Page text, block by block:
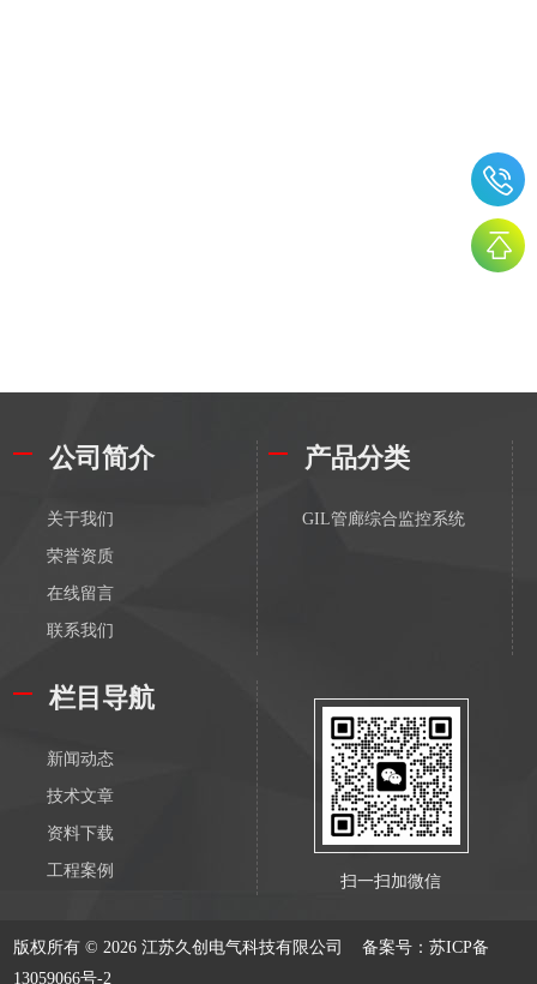
公司简介
关于我们
荣誉资质
在线留言
联系我们
产品分类
GIL管廊综合监控系统
栏目导航
新闻动态
技术文章
资料下载
工程案例
扫一扫加微信
版权所有 © 2026 江苏久创电气科技有限公司备案号：苏ICP备
13059066号-2